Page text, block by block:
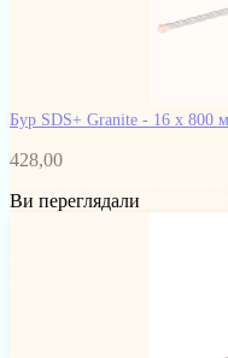
Бур SDS+ Granite - 16 x 800
428,00
Ви переглядали